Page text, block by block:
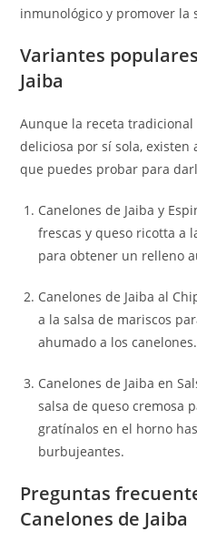
inmunológico y promover la
Variantes
Jaiba
Aunque la receta tradicional
deliciosa por sí sola,
que puedes probar para
Canelones de Jaiba y
frescas y queso ricotta a
para obtener un relleno
Canelones de Jaiba al
a la salsa de mariscos
ahumado a los canelones.
Canelones de Jaiba en
salsa de queso cremosa
gratínalos en el horno
burbujeantes.
Preguntas
Canelones de Jaiba